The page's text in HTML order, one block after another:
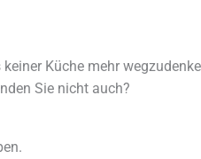
Küche mehr
Sie nicht auch?